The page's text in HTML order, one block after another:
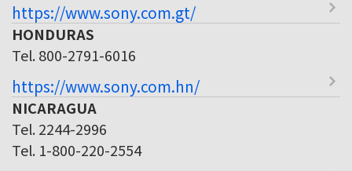
https://www.sony.com.gt/
HONDURAS
Tel. 800-2791-6016
https://www.sony.com.hn/
NICARAGUA
Tel. 2244-2996
Tel. 1-800-220-2554